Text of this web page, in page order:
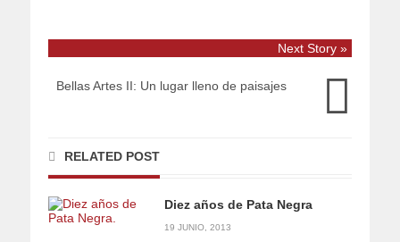
Next Story »
Bellas Artes II: Un lugar lleno de paisajes
RELATED POST
Diez años de Pata Negra
19 JUNIO, 2013